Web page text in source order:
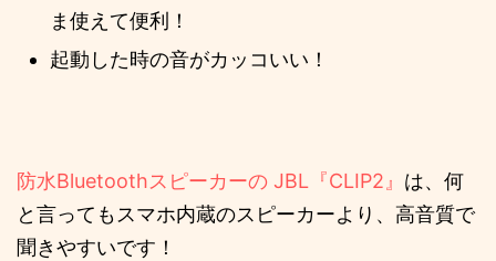
ま使えて便利！
起動した時の音がカッコいい！
防水Bluetoothスピーカーの JBL『CLIP2』 は、何
と言ってもスマホ内蔵のスピーカーより、高音質で
聞きやすいです！